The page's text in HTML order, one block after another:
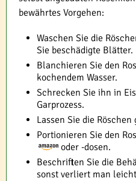
bewährtes Vorgehen:
Waschen Sie die
Sie beschädigte Blätter.
Blanchieren Sie den
kochendem Wasser.
Schrecken Sie ihn in
Garprozess.
Lassen Sie die
Portionieren Sie den
oder -dosen.
Beschriften Sie die
sonst verliert man